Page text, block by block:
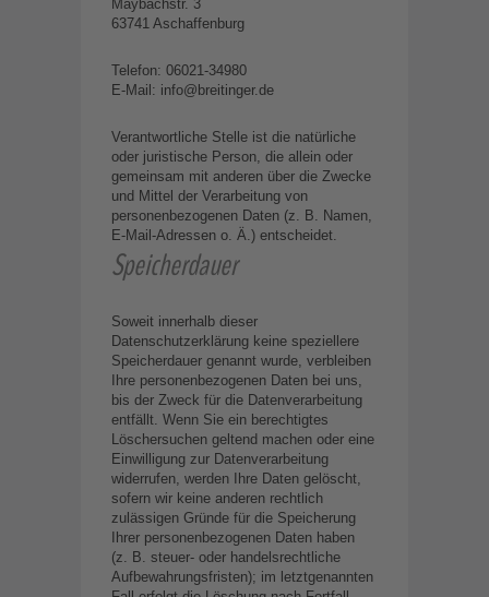
Maybachstr. 3
63741 Aschaffenburg
Telefon: 06021-34980
E-Mail: info@breitinger.de
Verantwortliche Stelle ist die natürliche
oder juristische Person, die allein oder
gemeinsam mit anderen über die Zwecke
und Mittel der Verarbeitung von
personenbezogenen Daten (z. B. Namen,
E-Mail-Adressen o. Ä.) entscheidet.
Speicherdauer
Soweit innerhalb dieser
Datenschutzerklärung keine speziellere
Speicherdauer genannt wurde, verbleiben
Ihre personenbezogenen Daten bei uns,
bis der Zweck für die Datenverarbeitung
entfällt. Wenn Sie ein berechtigtes
Löschersuchen geltend machen oder eine
Einwilligung zur Datenverarbeitung
widerrufen, werden Ihre Daten gelöscht,
sofern wir keine anderen rechtlich
zulässigen Gründe für die Speicherung
Ihrer personenbezogenen Daten haben
(z. B. steuer- oder handelsrechtliche
Aufbewahrungsfristen); im letztgenannten